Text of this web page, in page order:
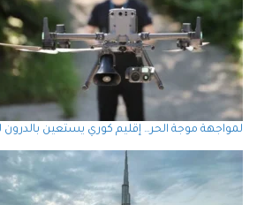
لمواجهة موجة الحر… إقليم كوري يستعين بالدرون